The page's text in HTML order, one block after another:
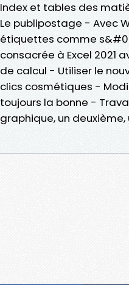
Index et tables des
Le publipostage - Avec
étiquettes comme
consacrée à Excel 2021
de calcul - Utiliser le
clics cosmétiques -
toujours la bonne -
graphique, un deuxième,